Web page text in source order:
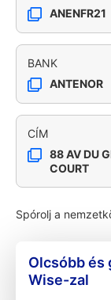
ANENFR21
BANK
ANTENOR
CÍM
88 AV DU
COURT
Spórolj a
Olcsóbb és
Wise-zal